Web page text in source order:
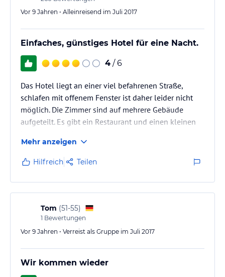
Vor 9 Jahren • Alleinreisend im Juli 2017
Einfaches, günstiges Hotel für eine Nacht.
4 / 6
Das Hotel liegt an einer viel befahrenen Straße,
schlafen mit offenem Fenster ist daher leider nicht
möglich. Die Zimmer sind auf mehrere Gebäude
aufgeteilt. Es gibt ein Restaurant und einen kleinen
Mehr anzeigen
Hilfreich Teilen
Tom (51-55)
1 Bewertungen
Vor 9 Jahren • Verreist als Gruppe im Juli 2017
Wir kommen wieder